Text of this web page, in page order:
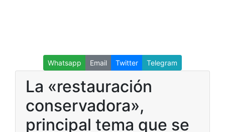
Whatsapp Email Twitter Telegram
La «restauración
conservadora»,
principal tema que se